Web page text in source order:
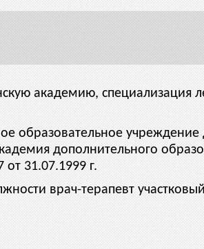
академию,
образовательное
дополнительного
31.07.1999 г.
врач-терапевт